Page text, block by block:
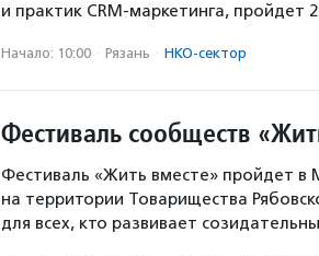
и практик CRM-маркетинга, пройдет
Начало: 10:00 · Рязань · НКО-сектор
Фестиваль сообществ
Фестиваль «Жить вместе» пройдет в
на территории Товарищества
для всех, кто развивает